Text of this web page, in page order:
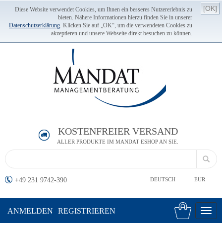
Diese Website verwendet Cookies, um Ihnen ein besseres Nutzererlebnis zu
bieten. Nähere Informationen hierzu finden Sie in unserer
Datenschutzerklärung. Klicken Sie auf „OK“, um die verwendeten Cookies zu
akzeptieren und unsere Webseite direkt besuchen zu können.
[OK]
KOSTENFREIER VERSAND
ALLER PRODUKTE IM MANDAT ESHOP AN SIE.
+49 231 9742-390 DEUTSCH EUR
ANMELDEN REGISTRIEREN